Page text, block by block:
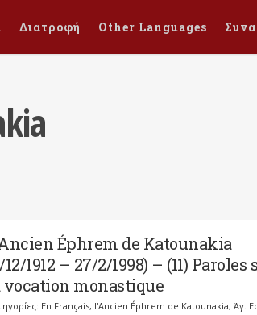
Διατροφή Other Languages
Éphrem de Katounakia
12/1912 – 27/2/1998) – (11) Paroles
vocation monastique
En Français, l'Ancien Éphrem de Katounakia, Άγ.